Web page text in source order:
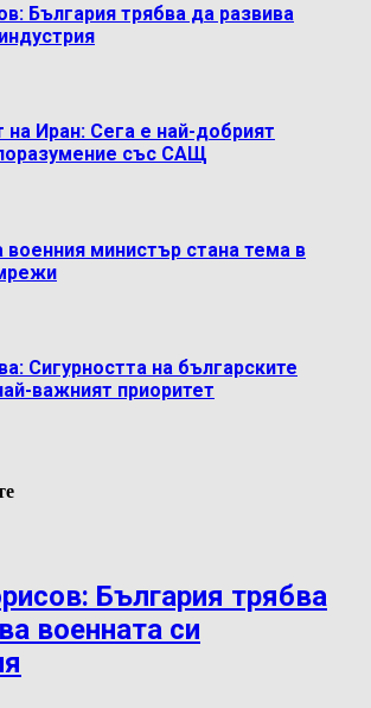
България трябва да развива
на Иран: Сега е най-добрият
със САЩ
военния министър стана тема в
Сигурността на българските
важният приоритет
България трябва
военната си